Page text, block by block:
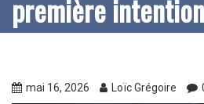
première intention
mai 16, 2026 Loïc Grégoire